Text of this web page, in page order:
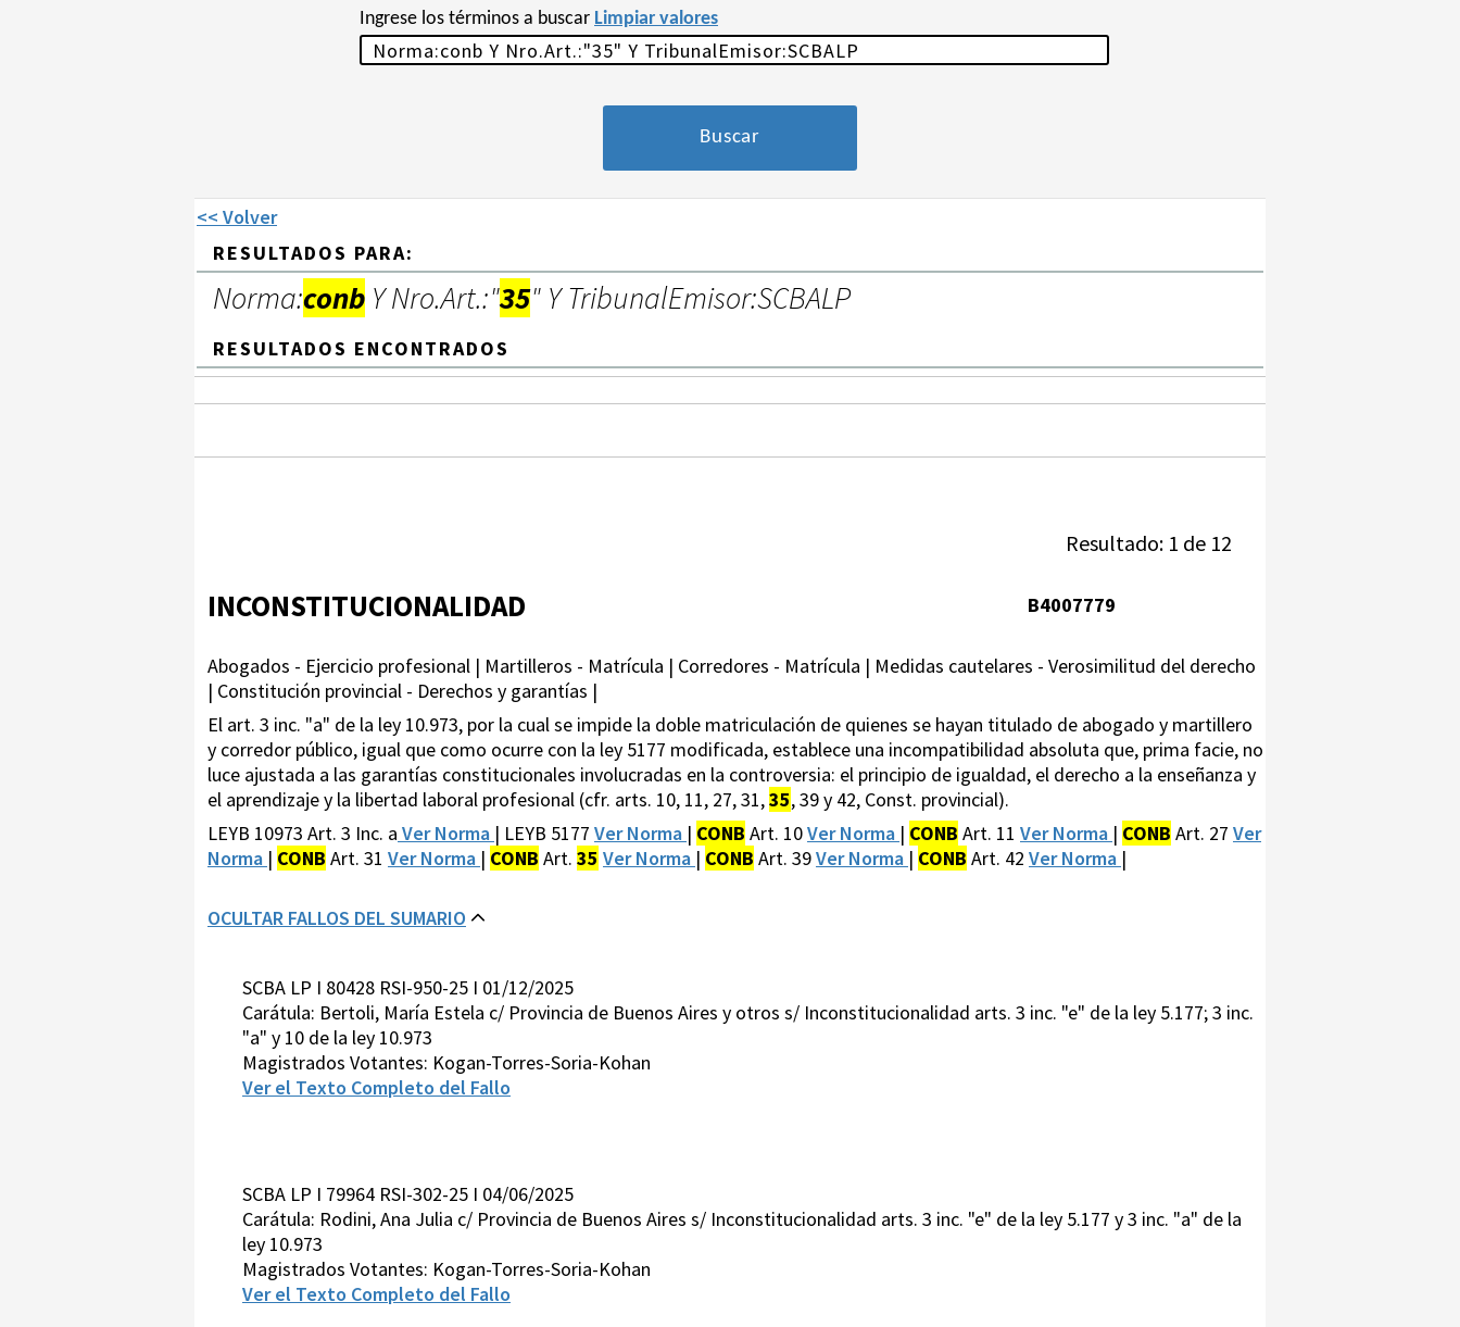
Ingrese los términos a buscar Limpiar valores
<< Volver
RESULTADOS PARA:
Norma:conb Y Nro.Art.:"35" Y TribunalEmisor:SCBALP
RESULTADOS ENCONTRADOS
Resultado: 1 de 12
INCONSTITUCIONALIDAD B4007779
Abogados - Ejercicio profesional | Martilleros - Matrícula | Corredores - Matrícula | Medidas cautelares - Verosimilitud del derecho
| Constitución provincial - Derechos y garantías |
El art. 3 inc. "a" de la ley 10.973, por la cual se impide la doble matriculación de quienes se hayan titulado de abogado y martillero
y corredor público, igual que como ocurre con la ley 5177 modificada, establece una incompatibilidad absoluta que, prima facie, no
luce ajustada a las garantías constitucionales involucradas en la controversia: el principio de igualdad, el derecho a la enseñanza y
el aprendizaje y la libertad laboral profesional (cfr. arts. 10, 11, 27, 31,35, 39 y 42, Const. provincial).
LEYB 10973 Art. 3 Inc. a Ver Norma | LEYB 5177 Ver Norma | CONB Art. 10Ver Norma | CONB Art. 11 Ver Norma | CONB Art. 27 Ver
Norma | CONB Art. 31 Ver Norma | CONB Art. 35 Ver Norma | CONB Art. 39Ver Norma | CONB Art. 42 Ver Norma |
OCULTAR FALLOS DEL SUMARIO
SCBA LP I 80428 RSI-950-25 I 01/12/2025
Carátula: Bertoli, María Estela c/ Provincia de Buenos Aires y otros s/ Inconstitucionalidad arts. 3 inc. "e" de la ley 5.177; 3 inc.
"a" y 10 de la ley 10.973
Magistrados Votantes: Kogan-Torres-Soria-Kohan
Ver el Texto Completo del Fallo
SCBA LP I 79964 RSI-302-25 I 04/06/2025
Carátula: Rodini, Ana Julia c/ Provincia de Buenos Aires s/ Inconstitucionalidad arts. 3 inc. "e" de la ley 5.177 y 3 inc. "a" de la
ley 10.973
Magistrados Votantes: Kogan-Torres-Soria-Kohan
Ver el Texto Completo del Fallo